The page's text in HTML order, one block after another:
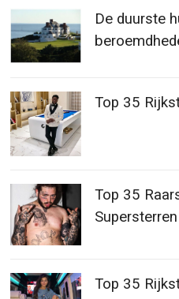
De duurste
Top 35
Top 35
Supersterren
Top 35